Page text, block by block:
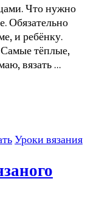
Что нужно
Обязательно
и ребёнку.
тёплые,
вязать …
Уроки вязания